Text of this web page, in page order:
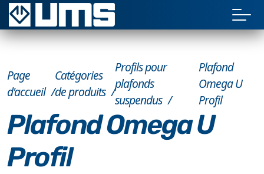
Page
d'accueil
Catégories
de produits
Profils pour
plafonds
suspendus
Plafond
Omega U
Profil
Plafond Omega U
Profil